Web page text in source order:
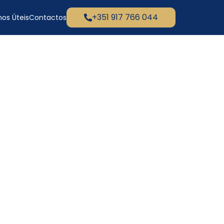
ÚteisContactos +351 917 766 044